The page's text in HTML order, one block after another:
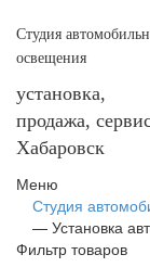
Студия
освещения
установка,
продажа,
Хабаровск
Меню
Студия
— Установка
Фильтр товаров